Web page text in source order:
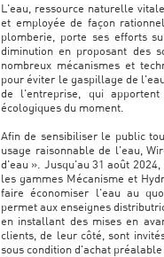
L'eau, ressource naturelle
et employée de façon
plomberie, porte ses efforts
diminution en proposant des
nombreux mécanismes et
pour éviter le gaspillage de
de l'entreprise, qui
écologiques du moment.
Afin de sensibiliser le public
usage raisonnable de l'eau,
d'eau ». Jusqu'au 31 août
les gammes Mécanisme et
faire économiser l'eau au
permet aux enseignes
en installant des mises en
clients, de leur côté, sont
sous condition d'achat